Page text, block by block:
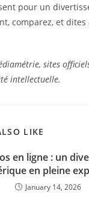
pour un
comparez, et dites
sites
intellectuelle.
LIKE
en ligne : un
en pleine
January 14, 2026